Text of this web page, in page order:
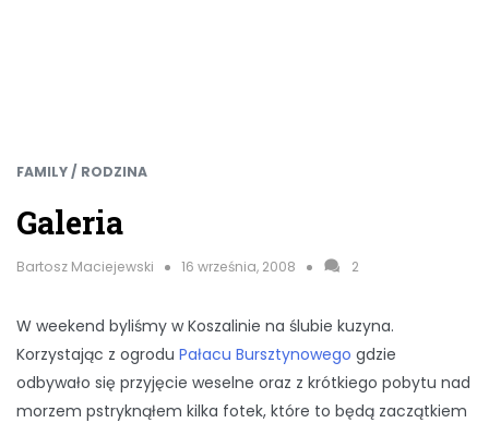
FAMILY / RODZINA
Galeria
Bartosz Maciejewski 16 września, 2008 2
W weekend byliśmy w Koszalinie na ślubie kuzyna.
Korzystając z ogrodu Pałacu Bursztynowego gdzie
odbywało się przyjęcie weselne oraz z krótkiego pobytu nad
morzem pstryknąłem kilka fotek, które to będą zaczątkiem